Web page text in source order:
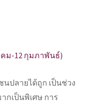
คม-12 กุมภาพันธ์)
นปลายได้ถูก เป็นช่วง
กเป็นพิเศษ การ